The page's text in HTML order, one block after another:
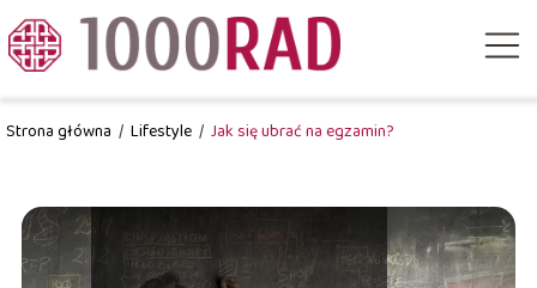
Strona główna / Lifestyle / Jak się ubrać na egzamin?